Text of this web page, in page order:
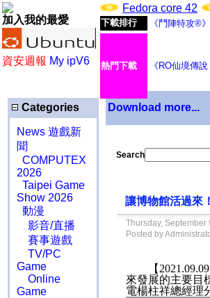
加入我的最愛
資安週報 My ipV6
Fedora core 42
下載排行 《鬥陣特攻®》
熱門下載 《RO仙境傳說
Categories
News 遊戲新
聞
COMPUTEX
2026
Taipei Game
Show 2026
動漫
影音/直播
賽事遊戲
TV/PC
Game
Online
Game
Download more...
Search
讓博物館活過來
Thursday, September
Posted by
【 2021.09.09
來發展的主要目
電楊柱祥總經理